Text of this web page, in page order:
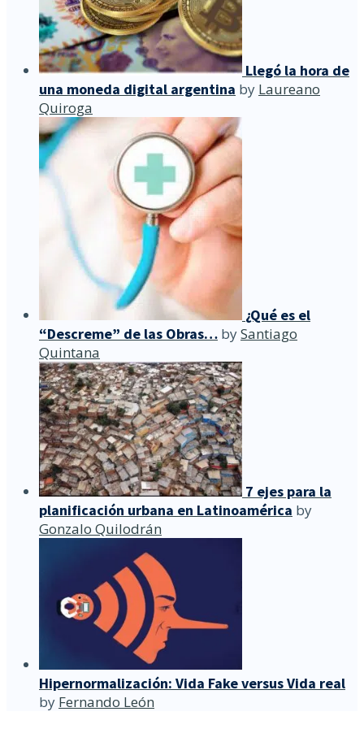
Llegó la hora de
una moneda digital argentina by Laureano
Quiroga
¿Qué es el
“Descreme” de las Obras… bySantiago
Quintana
7 ejes para la
planificación urbana en Latinoamérica by
Gonzalo Quilodrán
Hipernormalización: Vida Fake versus Vida real
by Fernando León